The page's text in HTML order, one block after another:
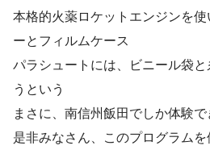
本格的火薬ロケットエンジンを
ーとフィルムケース
パラシュートには、ビニール袋
うという
まさに、南信州飯田でしか体験で
是非みなさん、このプログラムを